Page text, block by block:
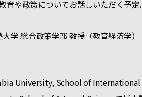
についてお話しいただく予定。
総合政策学部 教授（教育経済学）
University, School of International